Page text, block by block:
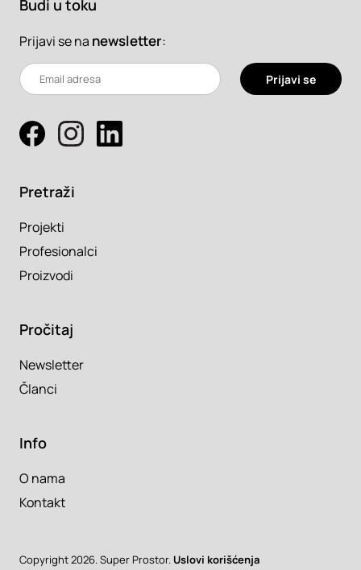
Budi u toku
Prijavi se na newsletter:
Prijavi se
Pretraži
Projekti
Profesionalci
Proizvodi
Pročitaj
Newsletter
Članci
Info
O nama
Kontakt
Copyright 2026. Super Prostor. Uslovi korišćenja